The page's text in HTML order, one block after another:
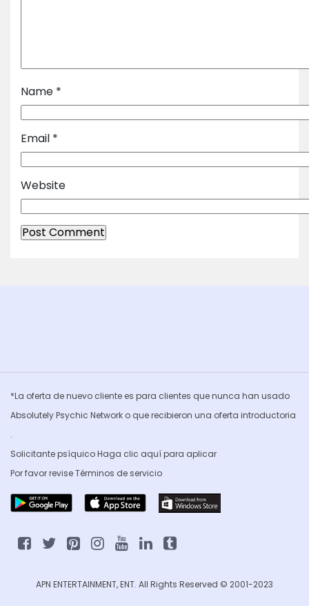
Name *
Email *
Website
*La oferta de nuevo cliente es para clientes que nunca han usado
Absolutely Psychic Network o que recibieron una oferta introductoria
.
Solicitante psíquico Haga clic aquí para aplicar
Por favor reviseTérminos de servicio
APN ENTERTAINMENT, ENT. All Rights Reserved © 2001-2023